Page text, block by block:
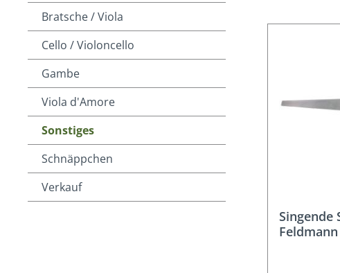
Bratsche / Viola
Cello / Violoncello
Gambe
Viola d'Amore
Sonstiges
Schnäppchen
Verkauf
Singende